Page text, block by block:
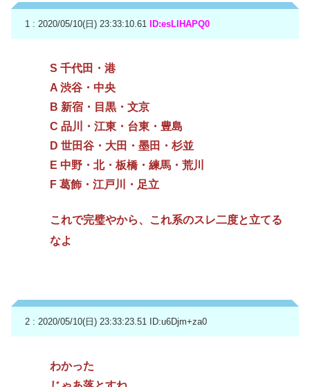
1 : 2020/05/10(日) 23:33:10.61 ID:esLlHAPQ0
S 千代田・港
A 渋谷・中央
B 新宿・目黒・文京
C 品川・江東・台東・豊島
D 世田谷・大田・墨田・杉並
E 中野・北・板橋・練馬・荒川
F 葛飾・江戸川・足立
これで完璧やから、これ系のスレ二度と立てる
なよ
2 : 2020/05/10(日) 23:33:23.51 ID:u6Djm+za0
わかった